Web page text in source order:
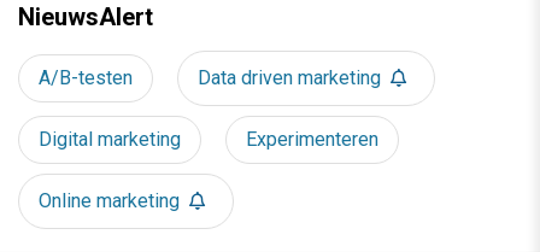
NieuwsAlert
A/B-testen Data driven marketing
Digital marketing Experimenteren
Online marketing